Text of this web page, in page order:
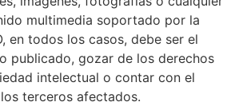
multimedia soportado por la
en todos los casos, debe ser el
publicado, gozar de los derechos
intelectual o contar con el
terceros afectados.